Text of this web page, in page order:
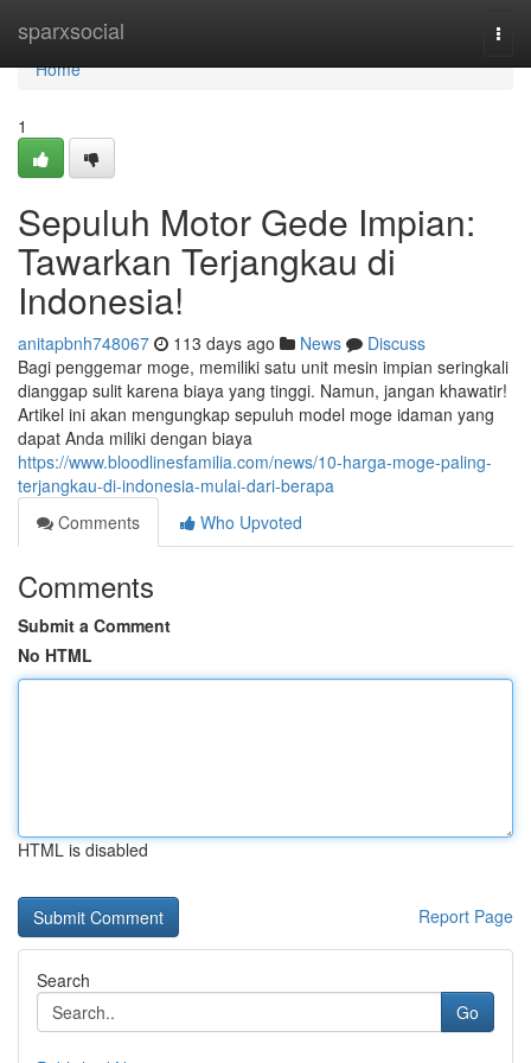
sparxsocial
Home
Home
1
Sepuluh Motor Gede Impian:
Tawarkan Terjangkau di
Indonesia!
anitapbnh748067 113 days ago News
Discuss
Bagi penggemar moge, memiliki satu unit mesin impian seringkali
dianggap sulit karena biaya yang tinggi. Namun, jangan khawatir!
Artikel ini akan mengungkap sepuluh model moge idaman yang
dapat Anda miliki dengan biaya
https://www.bloodlinesfamilia.com/news/10-harga-moge-paling-
terjangkau-di-indonesia-mulai-dari-berapa
Comments
Who Upvoted
Comments
Submit a Comment
No HTML
HTML is disabled
Report Page
Search
Go